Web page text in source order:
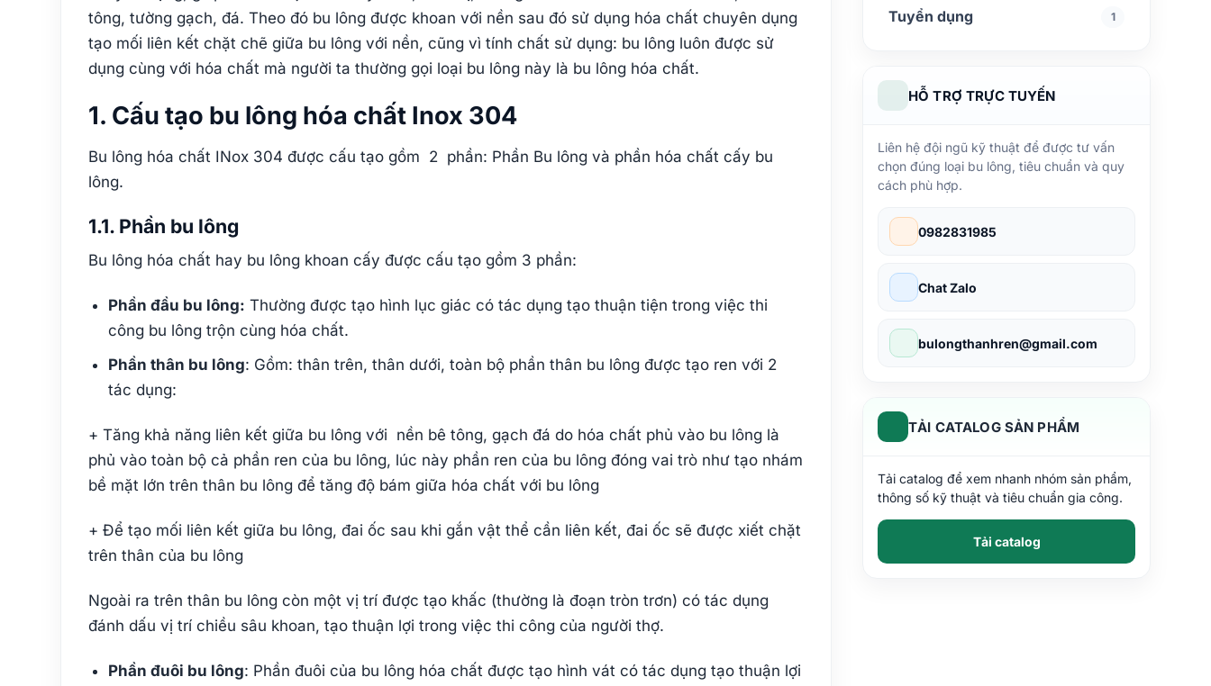
tông, tường gạch, đá. Theo đó bu lông được khoan với nền sau đó sử dụng hóa chất chuyên dụng
tạo mối liên kết chặt chẽ giữa bu lông với nền, cũng vì tính chất sử dụng: bu lông luôn được sử
dụng cùng với hóa chất mà người ta thường gọi loại bu lông này là bu lông hóa chất.
1. Cấu tạo bu lông hóa chất Inox 304
Bu lông hóa chất INox 304 được cấu tạo gồm 2 phần: Phần Bu lông và phần hóa chất cấy bu
lông.
1.1. Phần bu lông
Bu lông hóa chất hay bu lông khoan cấy được cấu tạo gồm 3 phần:
Phần đầu bu lông: Thường được tạo hình lục giác có tác dụng tạo thuận tiện trong việc thi
công bu lông trộn cùng hóa chất.
Phần thân bu lông: Gồm: thân trên, thân dưới, toàn bộ phần thân bu lông được tạo ren với 2
tác dụng:
+ Tăng khả năng liên kết giữa bu lông với nền bê tông, gạch đá do hóa chất phủ vào bu lông là
phủ vào toàn bộ cả phần ren của bu lông, lúc này phần ren của bu lông đóng vai trò như tạo nhám
bề mặt lớn trên thân bu lông để tăng độ bám giữa hóa chất với bu lông
+ Để tạo mối liên kết giữa bu lông, đai ốc sau khi gắn vật thể cần liên kết, đai ốc sẽ được xiết chặt
trên thân của bu lông
Ngoài ra trên thân bu lông còn một vị trí được tạo khấc (thường là đoạn tròn trơn) có tác dụng
đánh dấu vị trí chiều sâu khoan, tạo thuận lợi trong việc thi công của người thợ.
Phần đuôi bu lông: Phần đuôi của bu lông hóa chất được tạo hình vát có tác dụng tạo thuận lợi
Tuyển dụng 1
HỖ TRỢ TRỰC TUYẾN
Liên hệ đội ngũ kỹ thuật để được tư vấn
chọn đúng loại bu lông, tiêu chuẩn và quy
cách phù hợp.
0982831985
Chat Zalo
bulongthanhren@gmail.com
TẢI CATALOG SẢN PHẨM
Tải catalog để xem nhanh nhóm sản phẩm,
thông số kỹ thuật và tiêu chuẩn gia công.
Tải catalog